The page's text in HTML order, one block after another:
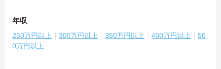
年収
250万円以上 300万円以上 350万円以上 400万円以上
50
0万円以上